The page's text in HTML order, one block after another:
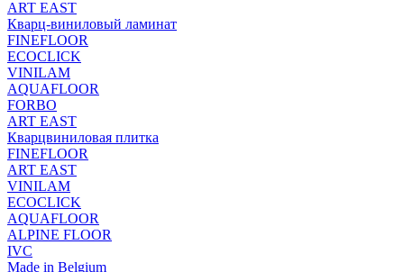
ART EAST
Кварц-виниловый ламинат
FINEFLOOR
ECOCLICK
VINILAM
AQUAFLOOR
FORBO
ART EAST
Кварцвиниловая плитка
FINEFLOOR
ART EAST
VINILAM
ECOCLICK
AQUAFLOOR
ALPINE FLOOR
IVC
Made in Belgium